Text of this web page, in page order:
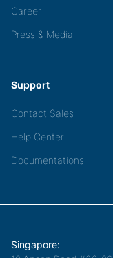
Career
Press & Media
Support
Contact Sales
Help Center
Documentations
Singapore: